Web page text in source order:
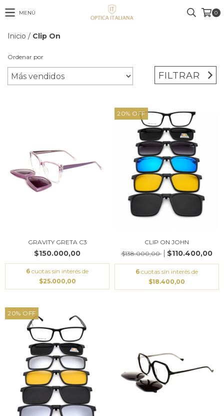
MENÚ 0
Inicio / Clip On
Ordenar por
FILTRAR
GRAVITY GRETA C3
$150.000,00
6 cuotas sin interés de
$25.000,00
20% OFF
CLIP ON JOHN
$138.000,00
$110.400,00
6 cuotas sin interés de
$18.400,00
20% OFF